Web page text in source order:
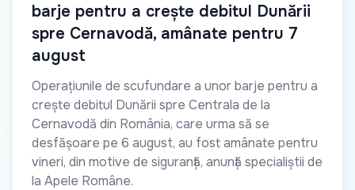
barje pentru a crește debitul Dunării
spre Cernavodă, amânate pentru 7
august
Operațiunile de scufundare a unor barje pentru a
crește debitul Dunării spre Centrala de la
Cernavodă din România, care urma să se
desfășoare pe 6 august, au fost amânate pentru
vineri, din motive de siguranță, anunță specialiștii de
la Apele Române.